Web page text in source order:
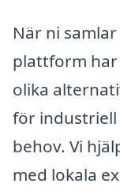
När ni
plattform
olika
för industriell
behov. Vi
med lokala